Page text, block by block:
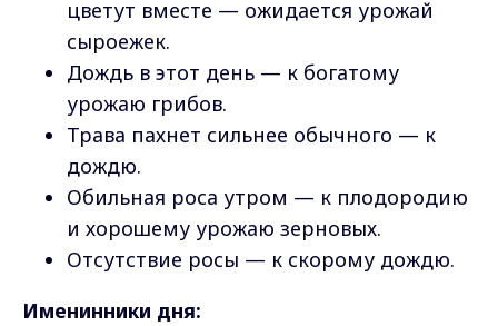
цветут вместе — ожидается урожай
сыроежек.
Дождь в этот день — к богатому
урожаю грибов.
Трава пахнет сильнее обычного — к
дождю.
Обильная роса утром — к плодородию
и хорошему урожаю зерновых.
Отсутствие росы — к скорому дождю.
Именинники дня: